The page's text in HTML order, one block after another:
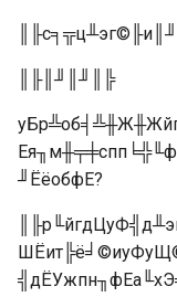
║╟║╜║╜║╠
╜ЁёобфЕ?